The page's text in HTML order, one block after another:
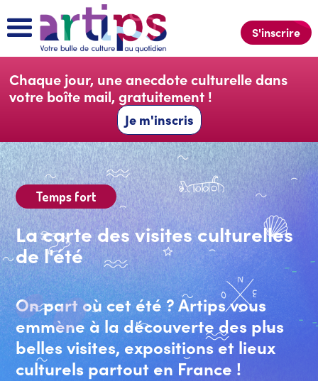
S'inscrire
Chaque jour, uneanecdote culturelledans
votre boîte mail, gratuitement !
Je m'inscris
Temps fort
La carte des visites culturelles
de l'été
On part où cet été ? Artips vous
emmène à la découverte des plus
belles visites, expositions et lieux
culturels partout en France !